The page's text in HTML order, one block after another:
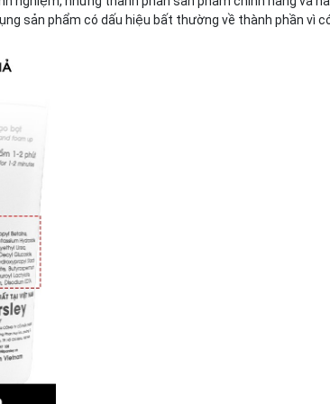
sản phẩm có dấu hiệu bất thường về thành phần vì